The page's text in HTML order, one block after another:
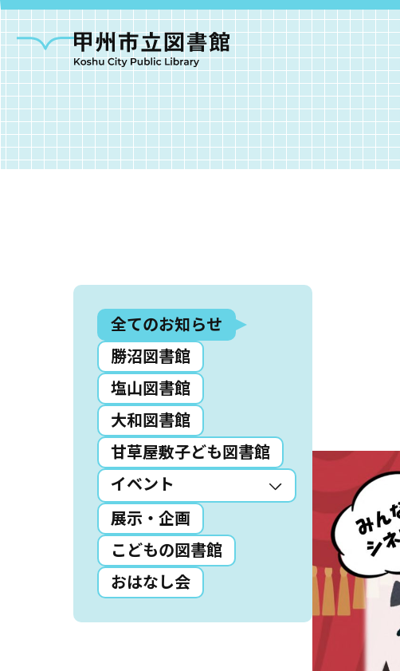
全てのお知らせ
勝沼図書館
塩山図書館
大和図書館
甘草屋敷子ども図書館
イベント
展示・企画
こどもの図書館
おはなし会
勝沼図書館
大和図書館
甘草屋敷子ども図書館
お知らせ
図書館地図PDF
マンガ「雨宮敬二郎」